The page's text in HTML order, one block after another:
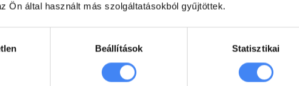
Ön által használt más szolgáltatásokból gyűjtöttek.
Beállítások Statisztikai